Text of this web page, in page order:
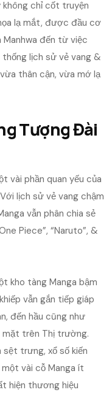
không chỉ cốt truyện
lạ mắt, được đầu cơ
Manhwa đến từ việc
lịch sử vẻ vang &
thân cận, vừa mớ lạ
Tượng Đài
vài phần quan yếu của
lịch sử vẻ vang chậm
vẫn phân chia sẻ
Piece”, “Naruto”, &
kho tàng Manga bậm
vẫn gắn tiếp giáp
đến hầu cũng như
trên Thị trường.
trưng, xổ số kiến
vài cỗ Manga ít
hiện thương hiệu